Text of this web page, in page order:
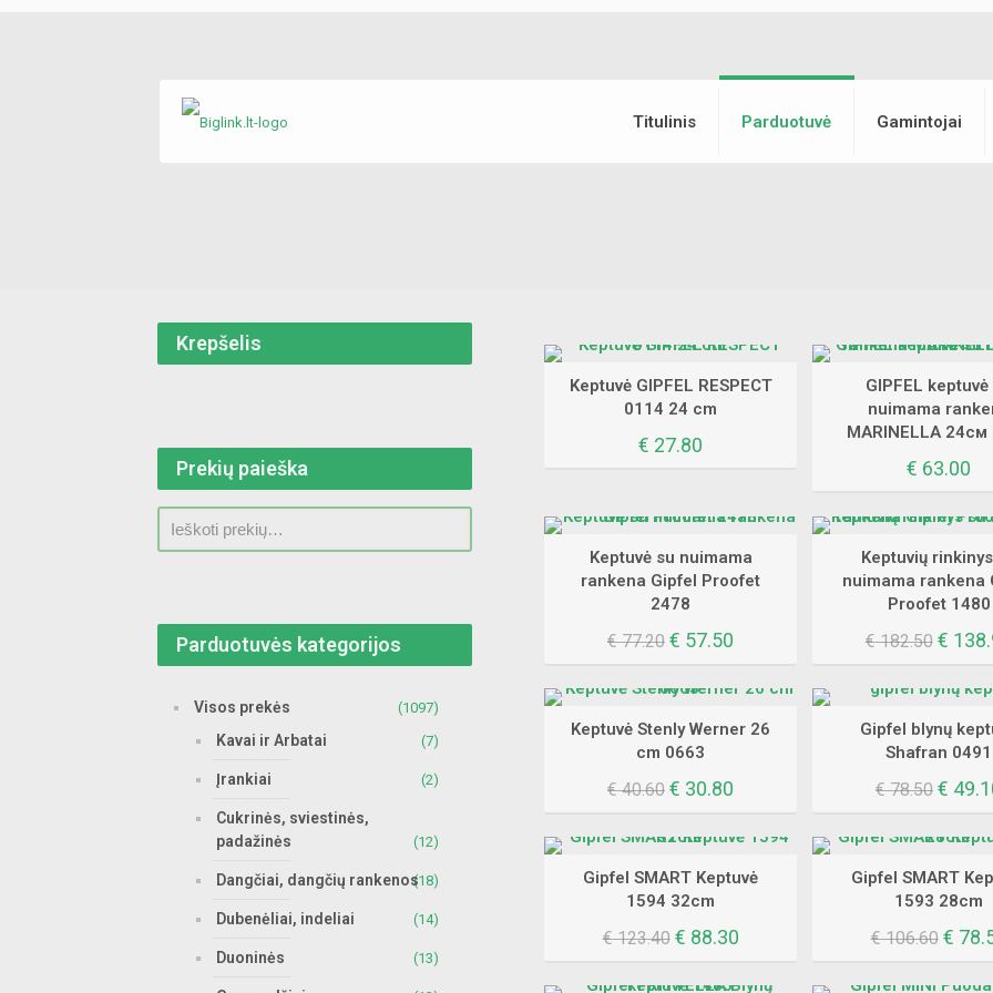
Titulinis Parduotuvė Gamintojai
Keptuvė GIPFEL RESPECT
0114 24 cm
€ 27.80
GIPFEL keptuvė
nuimama
MARINELLA 24см
€ 63.00
Keptuvė su nuimama
rankena Gipfel Proofet
2478
€77.20 Original
was:
€ 57.50
is:
Keptuvių
nuimama rankena
Proofet 1480
€182.50
was:
€
Keptuvė Stenly Werner 26
cm 0663
€40.60 Original
was:
€ 30.80
is:
Gipfel blynų
Shafran 0491
€78.50
was:
€
Gipfel SMART Keptuvė
1594 32cm
€123.40 Original
was:
€ 88.30Current
is:
Gipfel SMART
1593 28cm
€106.60
was:
€
Krepšelis
Prekių paieška
Parduotuvės kategorijos
Visos prekės (1097)
Kavai ir Arbatai (7)
Įrankiai (2)
Cukrinės, sviestinės,
padažinės
(12)
Dangčiai, dangčių rankenos(18)
Dubenėliai, indeliai (14)
Duoninės (13)